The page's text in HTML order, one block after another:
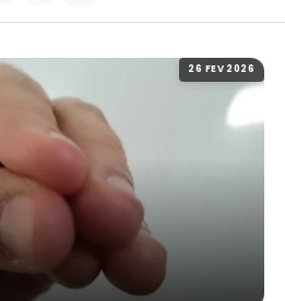
26 FEV 2026